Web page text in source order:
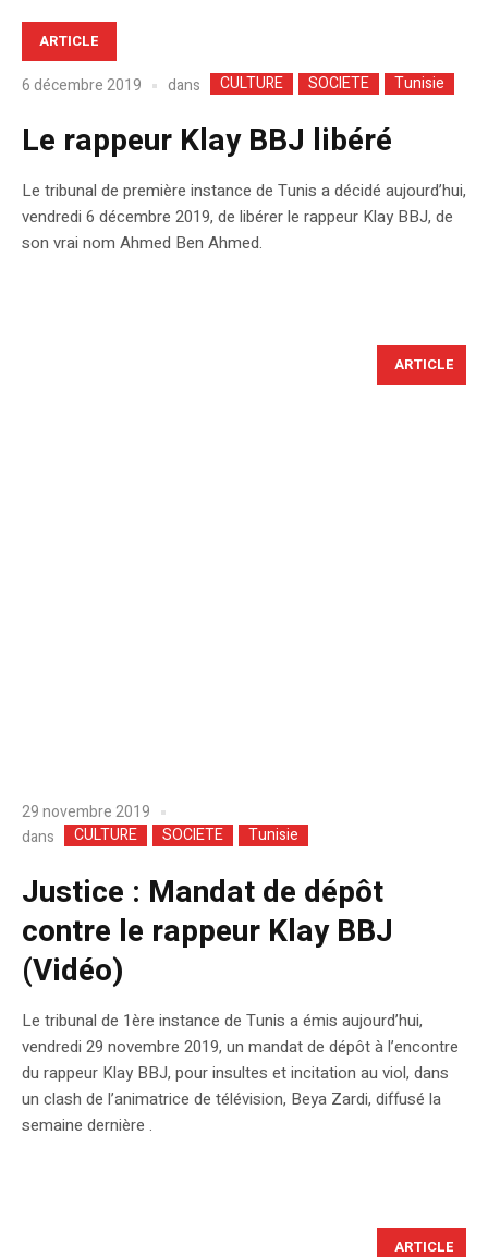
ARTICLE
6 décembre 2019 dans CULTURE SOCIETE Tunisie
Le rappeur Klay BBJ libéré
Le tribunal de première instance de Tunis a décidé aujourd’hui,
vendredi 6 décembre 2019, de libérer le rappeur Klay BBJ, de
son vrai nom Ahmed Ben Ahmed.
ARTICLE
29 novembre 2019
dans
CULTURE SOCIETE Tunisie
Justice : Mandat de dépôt
contre le rappeur Klay BBJ
(Vidéo)
Le tribunal de 1ère instance de Tunis a émis aujourd’hui,
vendredi 29 novembre 2019, un mandat de dépôt à l’encontre
du rappeur Klay BBJ, pour insultes et incitation au viol, dans
un clash de l’animatrice de télévision, Beya Zardi, diffusé la
semaine dernière .
ARTICLE